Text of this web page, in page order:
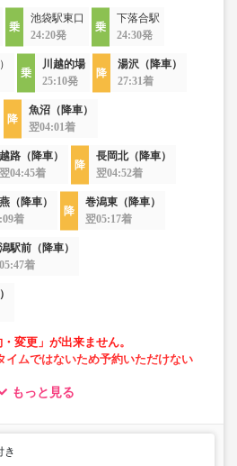
池袋駅東口
24:20発
下落合駅
24:30発
川越的場
25:10発
湯沢（降車）
27:31着
魚沼（降車）
翌04:01着
越路（降車）
翌04:45着
長岡北（降車）
翌04:52着
（降車）
着
巻潟東（降車）
翌05:17着
駅前（降車）
着
変更」が出来ません。
イムではないため予約いただけない
る場合がございます。これに伴い、
もっと見る
き